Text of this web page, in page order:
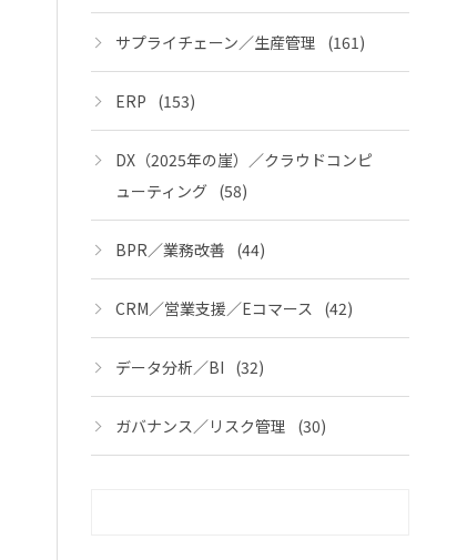
サプライチェーン／生産管理 (161)
ERP (153)
DX（2025年の崖）／クラウドコンピ
ューティング (58)
BPR／業務改善 (44)
CRM／営業支援／Eコマース (42)
データ分析／BI (32)
ガバナンス／リスク管理 (30)